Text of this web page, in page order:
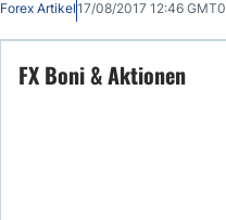
Forex Artikel17/08/2017 12:46 GMT0
FX Boni & Aktionen